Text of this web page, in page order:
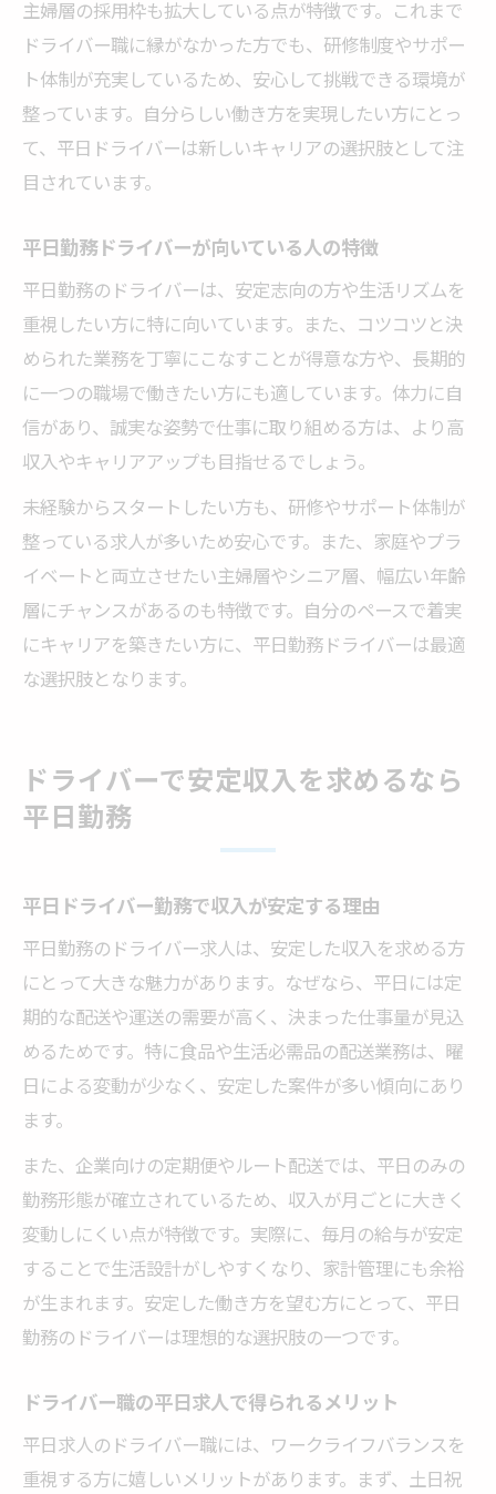
主婦層の採用枠も拡大している点が特徴です。これまで
ドライバー職に縁がなかった方でも、研修制度やサポー
ト体制が充実しているため、安心して挑戦できる環境が
整っています。自分らしい働き方を実現したい方にとっ
て、平日ドライバーは新しいキャリアの選択肢として注
目されています。
平日勤務ドライバーが向いている人の特徴
平日勤務のドライバーは、安定志向の方や生活リズムを
重視したい方に特に向いています。また、コツコツと決
められた業務を丁寧にこなすことが得意な方や、長期的
に一つの職場で働きたい方にも適しています。体力に自
信があり、誠実な姿勢で仕事に取り組める方は、より高
収入やキャリアアップも目指せるでしょう。
未経験からスタートしたい方も、研修やサポート体制が
整っている求人が多いため安心です。また、家庭やプラ
イベートと両立させたい主婦層やシニア層、幅広い年齢
層にチャンスがあるのも特徴です。自分のペースで着実
にキャリアを築きたい方に、平日勤務ドライバーは最適
な選択肢となります。
ドライバーで安定収入を求めるなら
平日勤務
平日ドライバー勤務で収入が安定する理由
平日勤務のドライバー求人は、安定した収入を求める方
にとって大きな魅力があります。なぜなら、平日には定
期的な配送や運送の需要が高く、決まった仕事量が見込
めるためです。特に食品や生活必需品の配送業務は、曜
日による変動が少なく、安定した案件が多い傾向にあり
ます。
また、企業向けの定期便やルート配送では、平日のみの
勤務形態が確立されているため、収入が月ごとに大きく
変動しにくい点が特徴です。実際に、毎月の給与が安定
することで生活設計がしやすくなり、家計管理にも余裕
が生まれます。安定した働き方を望む方にとって、平日
勤務のドライバーは理想的な選択肢の一つです。
ドライバー職の平日求人で得られるメリット
平日求人のドライバー職には、ワークライフバランスを
重視する方に嬉しいメリットがあります。まず、土日祝